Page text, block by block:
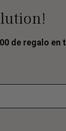
de regalo en